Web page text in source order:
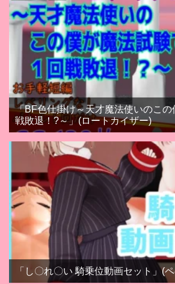
「BF色仕掛け～天才魔法使いのこの
戦敗退！?～」(ロートカイザー)
「し〇れ〇い 騎乗位動画セット」(